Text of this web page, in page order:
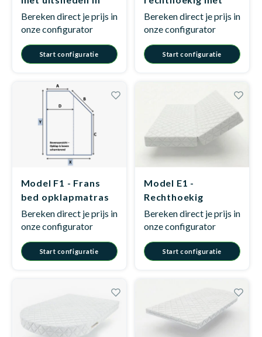
vier hoeken
Bereken direct je prijs in
onze configurator
Start configuratie
hoekuitsnede
Bereken direct je prijs in
onze configurator
Start configuratie
Model F1 - Frans
bed opklapmatras
Bereken direct je prijs in
onze configurator
Start configuratie
Model E1 -
Rechthoekig
opklapmatras
Bereken direct je prijs in
onze configurator
Start configuratie